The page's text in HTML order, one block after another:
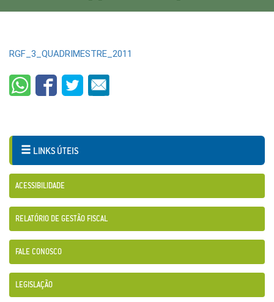
RGF_3_QUADRIMESTRE_2011
LINKS ÚTEIS
ACESSIBILIDADE
RELATÓRIO DE GESTÃO FISCAL
FALE CONOSCO
LEGISLAÇÃO